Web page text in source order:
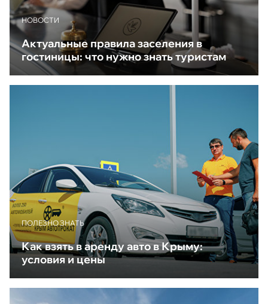
НОВОСТИ
Актуальные правила заселения в
гостиницы: что нужно знать туристам
ПОЛЕЗНО ЗНАТЬ
Как взять в аренду авто в Крыму:
условия и цены